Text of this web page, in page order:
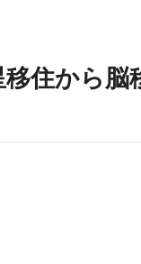
住から脳